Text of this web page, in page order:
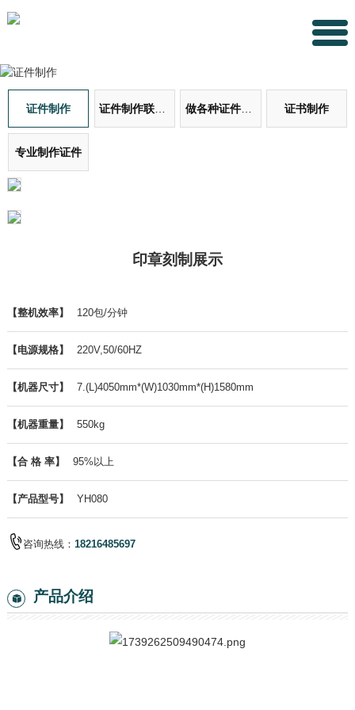
证件制作 证件制作联系方式 做各种证件证书 证书制作
专业制作证件
印章刻制展示
【整机效率】 120包/分钟
【电源规格】 220V,50/60HZ
【机器尺寸】 7.(L)4050mm*(W)1030mm*(H)1580mm
【机器重量】 550kg
【合 格 率】 95%以上
【产品型号】 YH080
咨询热线： 18216485697
产品介绍